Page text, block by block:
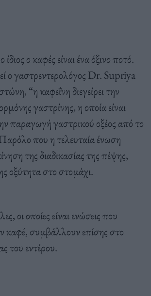
ο καφές είναι ένα όξινο ποτό.
ο γαστρεντερολόγος Dr. Supriya
“η καφεΐνη διεγείρει την
γαστρίνης, η οποία είναι
παραγωγή γαστρικού οξέος από το
που η τελευταία ένωση
της διαδικασίας της πέψης,
οξύτητα στο στομάχι.
οι οποίες είναι ενώσεις που
καφέ, συμβάλλουν επίσης στο
του εντέρου.